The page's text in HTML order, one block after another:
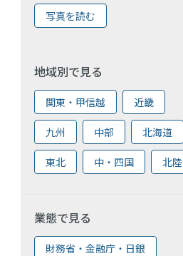
写真を読む
地域別で見る
関東・甲信越 近畿
九州 中部 北海道
東北 中・四国 北陸
業態で見る
財務省・金融庁・日銀